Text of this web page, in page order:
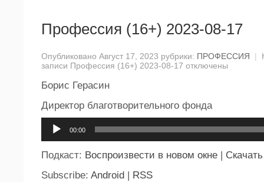
Профессия (16+) 2023-08-17
Опубликовано Август 17, 2023 рубрики: ПРОФЕССИЯ |
записи Профессия (16+) 2023-08-17 отключены
Борис Герасин
Директор благотворительного фонда
00:00
Подкаст: Воспроизвести в новом окне | Скачать
Subscribe: Android | RSS